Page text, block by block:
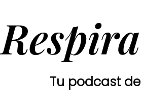
Tu podcast